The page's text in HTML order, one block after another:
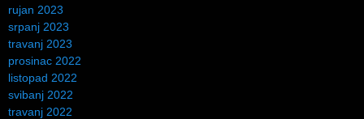
rujan 2023
srpanj 2023
travanj 2023
prosinac 2022
listopad 2022
svibanj 2022
travanj 2022